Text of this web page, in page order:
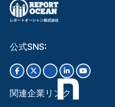
公式SNS:
関連企業リンク